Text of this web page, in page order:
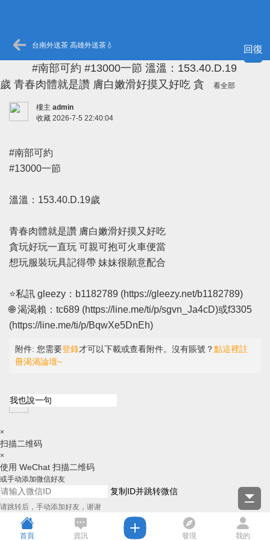
回復
台南外送茶 高雄外送茶💧
#南部可約 #13000一節 溫溫：153.40.D.19
歲 青春肉體就是讚 膚白嫩滑好摸又好吃 貪
看全部
樓主 admin
收藏 2026-7-5 22:40:04
#南部可約
#13000一節
溫溫：153.40.D.19歲
青春肉體就是讚 膚白嫩滑好摸又好吃
貪玩好玩一直玩 可親可抱可火車便當
想玩服裝玩具記得帶 妹妹很願意配合
⭐私訊 gleezy：b1182789 (https://gleezy.net/b1182789)
🌐 渴渴賴：tc689 (https://line.me/ti/p/sgvn_Ja4cD)或f3305
(https://line.me/ti/p/BqwXe5DnEh)
附件: 您需要登錄才可以下載或查看附件。沒有賬號？點這裡註
冊渴渴論壇~
×
扫描二维码
×
使用 WeChat 扫描二维码
或手动添加微信好友
复制ID并跳转微信
请跳转后，手动添加好友，谢谢
首頁 資訊 發現 我的